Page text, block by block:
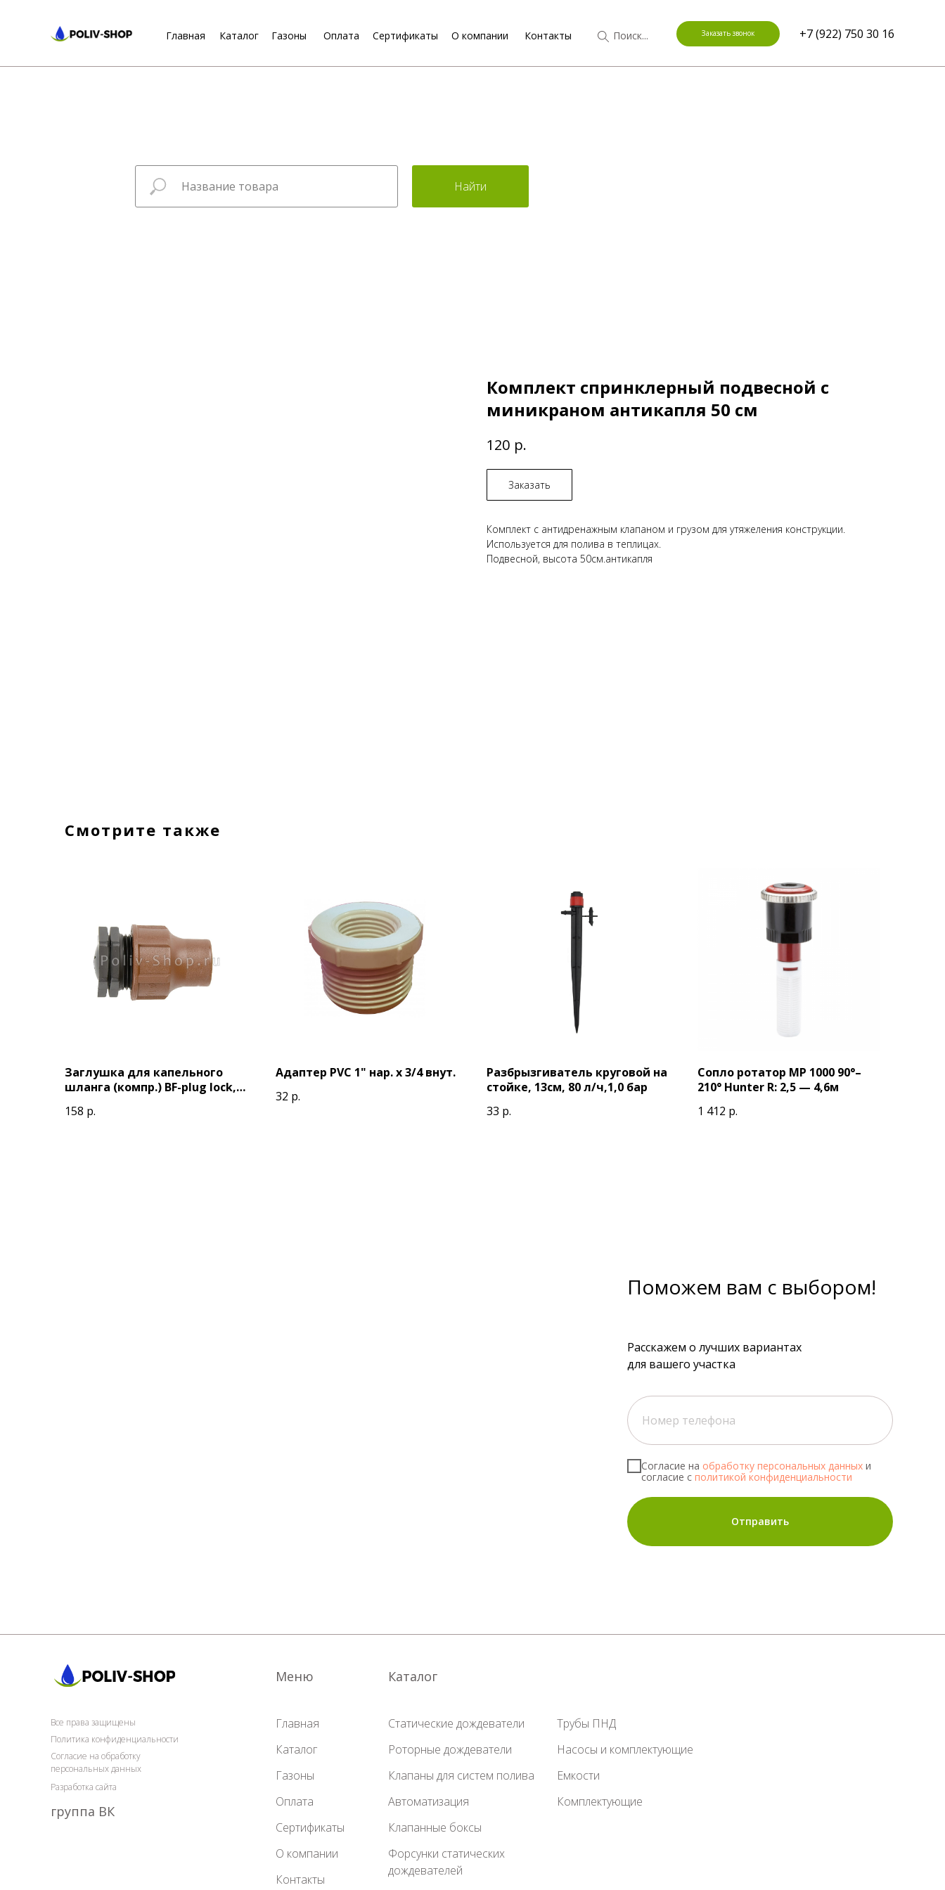
Заказать звонок +7 (922) 750 30 16
Главная Каталог Газоны Оплата Сертификаты О компании Контакты Поиск...
Найти
Комплект спринклерный подвесной с
миникраном антикапля 50 см
120 р.
Заказать
Комплект с антидренажным клапаном и грузом для утяжеления конструкции.
Используется для полива в теплицах.
Подвесной, высота 50см.антикапля
Смотрите также
Заглушка для капельного
шланга (компр.) BF-plug lock,
158 р.
Адаптер PVC 1" нар. х 3/4 внут.
32 р.
Разбрызгиватель круговой на
стойке, 13см, 80 л/ч,1,0 бар
33 р.
Сопло ротатор МР 1000 90°–
210° Hunter R: 2,5 — 4,6м
1 412 р.
Согласие на обработку персональных данных и
согласие с политикой конфиденциальности
Отправить
Поможем вам с выбором!
Расскажем о лучших вариантах
для вашего участка
Главная
Все права защищены
Политика конфиденциальности
Разработка сайта
Согласие на обработку
персональных данных
Каталог
Газоны
Оплата
Сертификаты
О компании
Контакты
Статические дождеватели
Форсунки статических
дождевателей
Роторные дождеватели
Клапаны для систем полива
Автоматизация
Клапанные боксы
Меню Каталог
Трубы ПНД
Насосы и комплектующие
Емкости
Комплектующие
группа ВК